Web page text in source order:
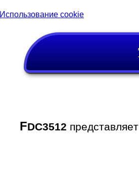
Использование cookie
FDC3512